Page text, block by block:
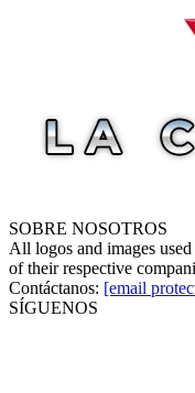
SOBRE NOSOTROS
All logos and images
of their respective
Contáctanos: [email
SÍGUENOS